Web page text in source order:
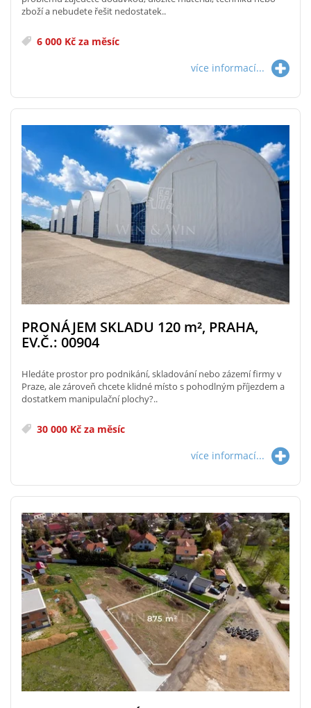
zboží a nebudete řešit nedostatek..
6 000 Kč za měsíc
více informací...
PRONÁJEM SKLADU 120 m², PRAHA,
EV.Č.: 00904
Hledáte prostor pro podnikání, skladování nebo zázemí firmy v
Praze, ale zároveň chcete klidné místo s pohodlným příjezdem a
dostatkem manipulační plochy?..
30 000 Kč za měsíc
více informací...